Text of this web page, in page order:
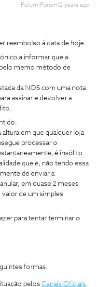
Forum|Forum|2 years ago
reembolso à data de hoje.
a informar que a
memo método de
da NOS com uma nota
assinar e devolver a
em que qualquer loja
processar o
é insólito
que é, não tendo essa
de enviar a
em quase 2 meses
de um simples
para tentar terminar o
formas.
pelos Canais Oficiais.